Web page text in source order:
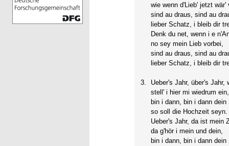
wie wenn d'Lieb' jetzt wär'
sind au draus, sind au
lieber Schatz, i bleib dir
Denk du net, wenn i e
no sey mein Lieb vorbei,
sind au draus, sind au
lieber Schatz, i bleib dir
3.
Ueber's Jahr, über's
stell' i hier mi wiedrum ein,
bin i dann, bin i dann
so soll die Hochzeit seyn.
Ueber's Jahr, da ist mein
da g'hör i mein und dein,
bin i dann, bin i dann